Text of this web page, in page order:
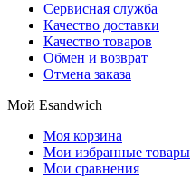
Сервисная служба
Качество доставки
Качество товаров
Обмен и возврат
Отмена заказа
Мой Esandwich
Моя корзина
Мои избранные товары
Мои сравнения